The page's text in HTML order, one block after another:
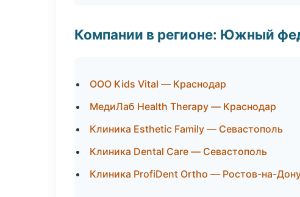
Компании в регионе: Южный
ООО Kids Vital — Краснодар
МедиЛаб Health Therapy — Краснодар
Клиника Esthetic Family — Севастополь
Клиника Dental Care — Севастополь
Клиника ProfiDent Ortho — Ростов-на-